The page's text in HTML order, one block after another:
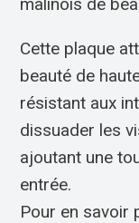
Cette plaque
beauté de
résistant aux
dissuader les
ajoutant une
entrée.
Pour en savoir